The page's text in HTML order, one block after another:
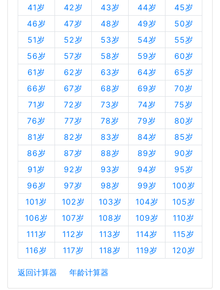
41岁
42岁 43岁 44岁
45岁
46岁
47岁 48岁 49岁
50岁
51岁
52岁 53岁 54岁
55岁
56岁
57岁 58岁 59岁
60岁
61岁
62岁 63岁 64岁
65岁
66岁
67岁 68岁 69岁
70岁
71岁
72岁 73岁 74岁
75岁
76岁
77岁 78岁 79岁
80岁
81岁
82岁 83岁 84岁
85岁
86岁
87岁 88岁 89岁
90岁
91岁
92岁 93岁 94岁
95岁
96岁
97岁 98岁 99岁
100岁
101岁
102岁 103岁 104岁
105岁
106岁
107岁 108岁 109岁
110岁
111岁
112岁 113岁 114岁
115岁
116岁
117岁 118岁 119岁 120岁
返回计算器 年龄计算器